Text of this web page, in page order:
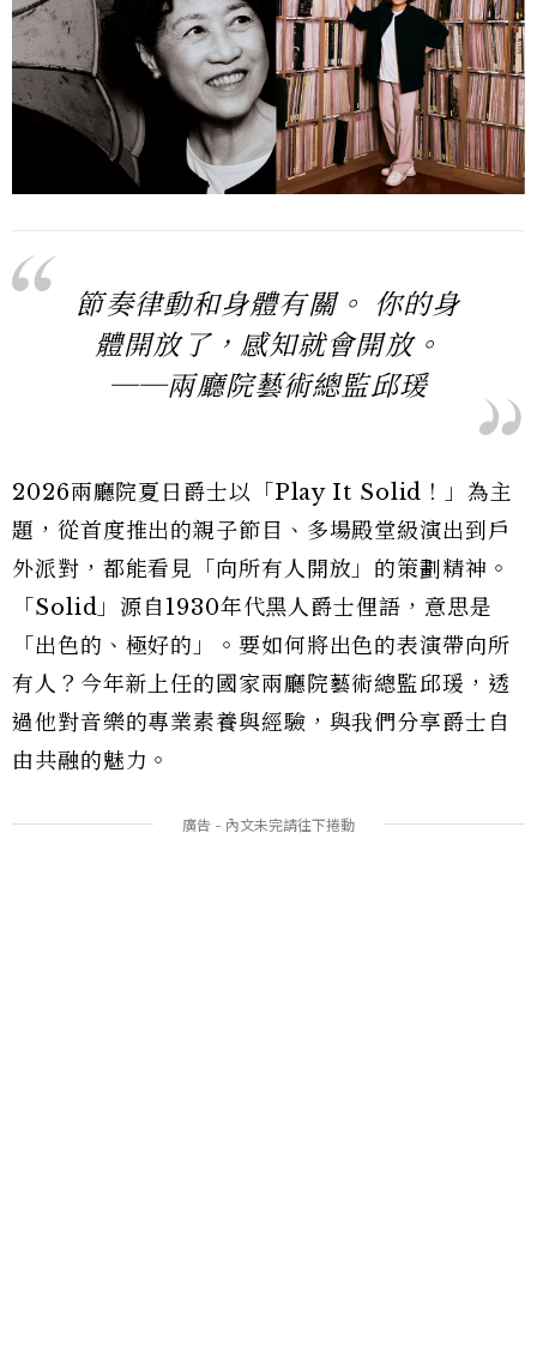
節奏律動和身體有關。 你的身
體開放了，感知就會開放。
──兩廳院藝術總監邱瑗
2026兩廳院夏日爵士以「Play It Solid！」為主
題，從首度推出的親子節目、多場殿堂級演出到戶
外派對，都能看見「向所有人開放」的策劃精神。
「Solid」源自1930年代黑人爵士俚語，意思是
「出色的、極好的」。要如何將出色的表演帶向所
有人？今年新上任的國家兩廳院藝術總監邱瑗，透
過他對音樂的專業素養與經驗，與我們分享爵士自
由共融的魅力。